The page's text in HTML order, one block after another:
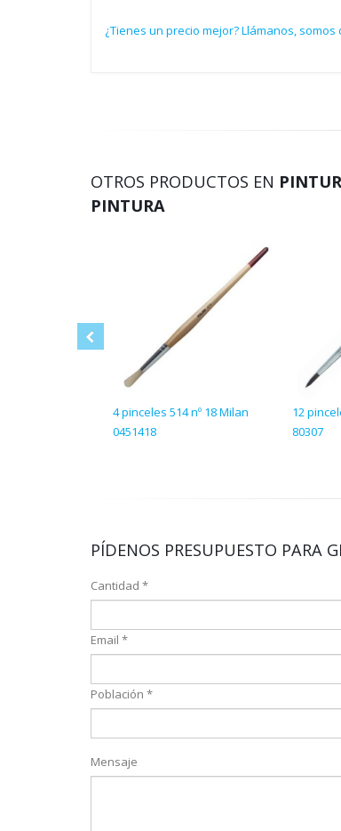
¿Tienes un precio mejor? Llámanos,
OTROS PRODUCTOS EN
PINTURA
4 pinceles 514 nº 18 Milan
0451418
12
80307
PÍDENOS PRESUPUESTO PARA
Cantidad *
Email *
Población *
Mensaje